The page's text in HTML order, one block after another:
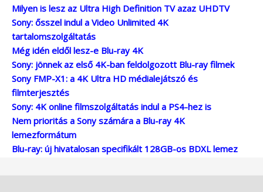
Milyen is lesz az Ultra High Definition TV azaz UHDTV
Sony: ősszel indul a Video Unlimited 4K
tartalomszolgáltatás
Még idén eldől lesz-e Blu-ray 4K
Sony: jönnek az első 4K-ban feldolgozott Blu-ray filmek
Sony FMP-X1: a 4K Ultra HD médialejátszó és
filmterjesztés
Sony: 4K online filmszolgáltatás indul a PS4-hez is
Nem prioritás a Sony számára a Blu-ray 4K
lemezformátum
Blu-ray: új hivatalosan specifikált 128GB-os BDXL lemez